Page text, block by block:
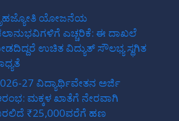
ಯೋಜನೆಯ
ಎಚ್ಚರಿಕೆ: ಈ ದಾಖಲೆ
ಉಚಿತ ವಿದ್ಯುತ್ ಸೌಲಭ್ಯ ಸ್ಥಗಿತ
27 ವಿದ್ಯಾರ್ಥಿವೇತನ ಅರ್ಜಿ
ಮಕ್ಕಳ ಖಾತೆಗೆ ನೇರವಾಗಿ
₹25,000ವರೆಗೆ ಹಣ